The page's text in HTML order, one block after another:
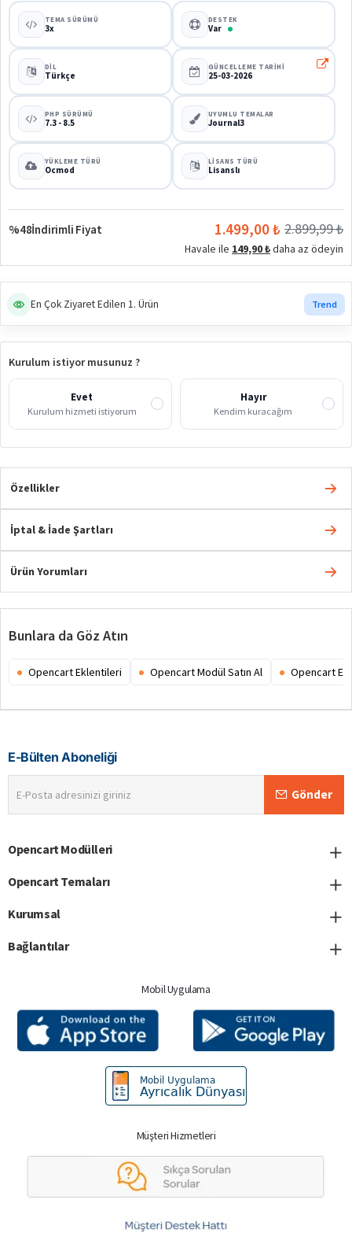
TEMA SÜRÜMÜ
3x
DESTEK
Var
DIL
Türkçe
GÜNCELLEME TARIHI
25-03-2026
PHP SÜRÜMÜ
7.3 - 8.5
UYUMLU TEMALAR
Journal3
YÜKLEME TÜRÜ
Ocmod
LISANS TÜRÜ
Lisanslı
İndirimli Fiyat
%48 1.499,00 ₺ 2.899,99 ₺
Havale ile 149,90 ₺daha az ödeyin
En Çok Ziyaret Edilen 1. Ürün Trend
Kurulum istiyor musunuz ?
Evet
Kurulum hizmeti istiyorum
Hayır
Kendim kuracağım
Özellikler
İptal & İade Şartları
Ürün Yorumları
Bunlara da Göz Atın
Opencart Eklentileri Opencart Modül Satın Al Opencart
E-Bülten Aboneliği
Posta
adresinizi
Gönder
Opencart Modülleri
Opencart Temaları
Kurumsal
Bağlantılar
Mobil Uygulama
Müşteri Hizmetleri